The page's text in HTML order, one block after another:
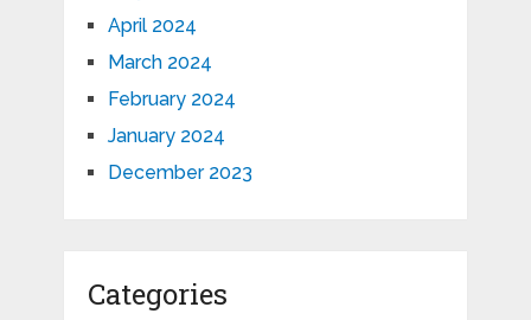
April 2024
March 2024
February 2024
January 2024
December 2023
Categories